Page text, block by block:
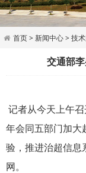
首页> 新闻中心>技
交通部
记者从今天上午
年会同五部门加大
验，推进治超信息
网。